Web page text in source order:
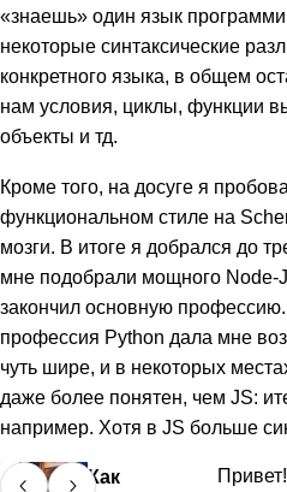
«знаешь» один язык
некоторые синтаксические
конкретного языка, в общем
нам условия, циклы, функции
объекты и тд.
Кроме того, на досуге я
функциональном стиле на
мозги. В итоге я добрался до
мне подобрали мощного Node-
закончил основную
профессия Python дала мне
чуть шире, и в некоторых
даже более понятен, чем JS:
например. Хотя в JS больше
Как
Привет!